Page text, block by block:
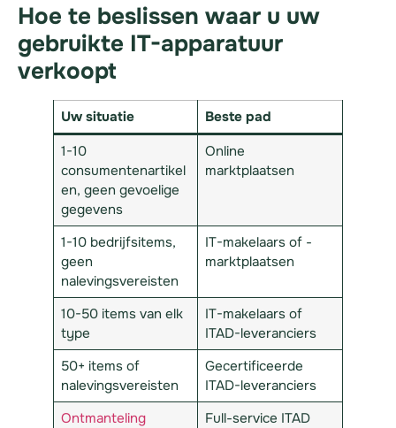
Hoe te beslissen waar u uw
gebruikte IT-apparatuur
verkoopt
Uw situatie
Beste pad
1-10
consumentenartikel
en, geen gevoelige
gegevens
Online
marktplaatsen
1-10 bedrijfsitems,
geen
nalevingsvereisten
IT-makelaars of -
marktplaatsen
10-50 items van elk
type
IT-makelaars of
ITAD-leveranciers
50+ items of
nalevingsvereisten
Gecertificeerde
ITAD-leveranciers
Ontmanteling
Full-service ITAD